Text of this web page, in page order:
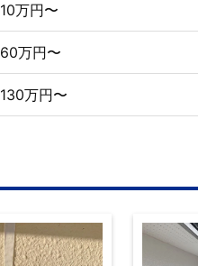
10万円〜
60万円〜
130万円〜